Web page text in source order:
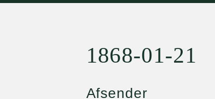
1868-01-21
Afsender